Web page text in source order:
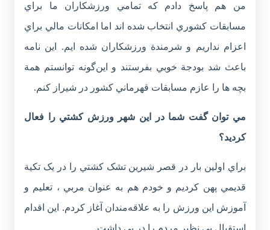
من هم پاسخ دادم که تمامي ورزشکاران ما براي
مسابقات کشوري انتخاب شده اند اما امکانات مالي براي
اعزام نداريم و شرمندة ورزشکاران شده ايم. اين نامه
باعث شد بودجة خوبي بفرستند و اين‌گونه توانستم همة
بچه ها را عازم مسابقات قهرماني كشور در شيراز كنم.
مي توان گفت شما در اين شهر ورزش کشتي را فعال
کرديد؟
براي اولين بار در قصر شيرين تشک کشتي را در يک تکية
قديمي پهن کرديم و خودم هم به عنوان مربي ، تعليم و
آموزش اين ورزش را به علاقه‌مندان آغاز کردم. اين اقدام
استقبال بي نظير مردم را در پي داشت.